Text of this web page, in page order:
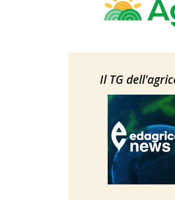
Il TG